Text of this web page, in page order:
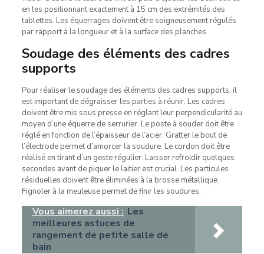
en les positionnant exactement à 15 cm des extrémités des
tablettes. Les équerrages doivent être soigneusement régulés
par rapport à la longueur et à la surface des planches.
Soudage des éléments des cadres
supports
Pour réaliser le soudage des éléments des cadres supports, il
est important de dégraisser les parties à réunir. Les cadres
doivent être mis sous presse en réglant leur perpendicularité au
moyen d’une équerre de serrurier. Le poste à souder doit être
réglé en fonction de l’épaisseur de l’acier. Gratter le bout de
l’électrode permet d’amorcer la soudure. Le cordon doit être
réalisé en tirant d’un geste régulier. Laisser refroidir quelques
secondes avant de piquer le laitier est crucial. Les particules
résiduelles doivent être éliminées à la brosse métallique.
Fignoler à la meuleuse permet de finir les soudures.
Vous aimerez aussi : Les
meilleures astuces de
rangement de petite salle de
bain